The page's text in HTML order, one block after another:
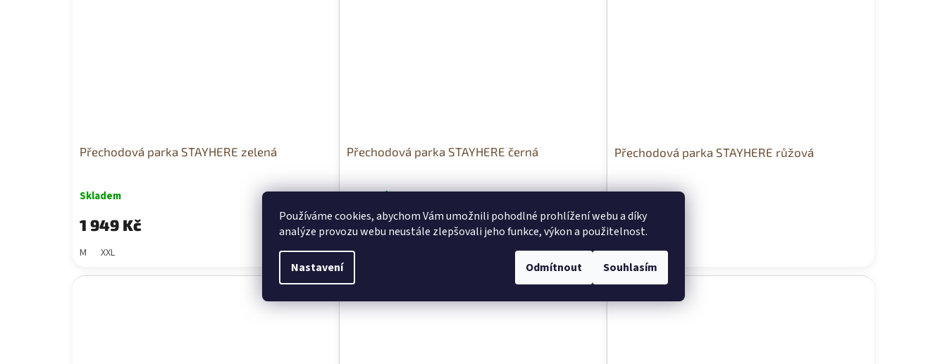
Používáme cookies, abychom Vám umožnili pohodlné prohlížení webu a díky
analýze provozu webu neustále zlepšovali jeho funkce, výkon a použitelnost.
Nastavení Odmítnout Souhlasím
Přechodová parka STAYHERE zelená
Skladem
1 949 Kč
M XXL
Přechodová parka STAYHERE černá
Objednáno
1 949 Kč
Přechodová parka STAYHERE růžová
Skladem
1 949 Kč
M